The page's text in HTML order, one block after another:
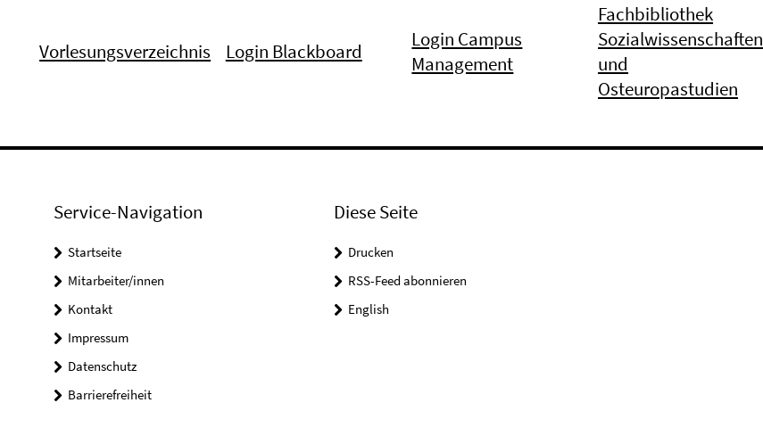
Vorlesungsverzeichnis Login Blackboard
Login Campus
Management
Fachbibliothek
Sozialwissenschaften
und
Osteuropastudien
Service-Navigation
Startseite
Mitarbeiter/innen
Kontakt
Impressum
Datenschutz
Barrierefreiheit
Diese Seite
Drucken
RSS-Feed abonnieren
English